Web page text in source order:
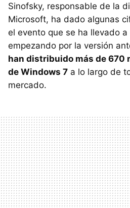
Sinofsky, responsable de la
Microsoft, ha dado algunas
el evento que se ha llevado
empezando por la versión
han distribuido más de 670
de Windows 7 a lo largo de
mercado.